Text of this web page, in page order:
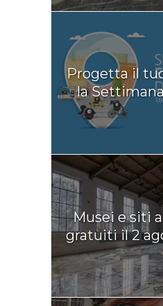
Progetta il
la
Musei e siti
gratuiti il 2